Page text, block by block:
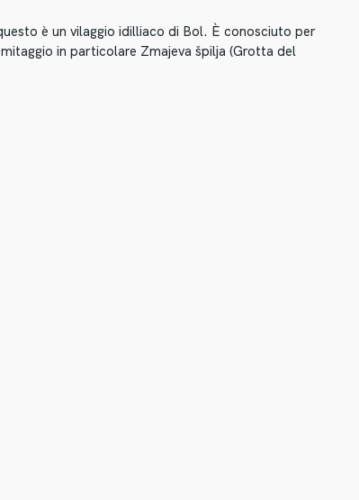
è un vilaggio idilliaco di Bol. È conosciuto per
in particolare Zmajeva špilja (Grotta del